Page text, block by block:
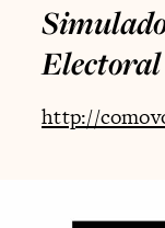
Electoral
http://